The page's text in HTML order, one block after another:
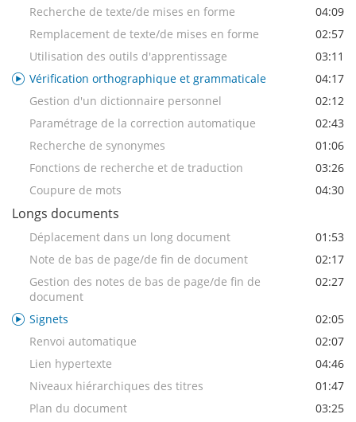
Recherche de texte/de mises en forme
04:09
Remplacement de texte/de mises en forme
02:57
Utilisation des outils d'apprentissage
03:11
Vérification orthographique et grammaticale
04:17
Gestion d'un dictionnaire personnel
02:12
Paramétrage de la correction automatique
02:43
Recherche de synonymes
01:06
Fonctions de recherche et de traduction
03:26
Coupure de mots
04:30
Longs documents
Déplacement dans un long document
01:53
Note de bas de page/de fin de document
02:17
Gestion des notes de bas de page/de fin de
document
02:27
Signets
02:05
Renvoi automatique
02:07
Lien hypertexte
04:46
Niveaux hiérarchiques des titres
01:47
Plan du document
03:25